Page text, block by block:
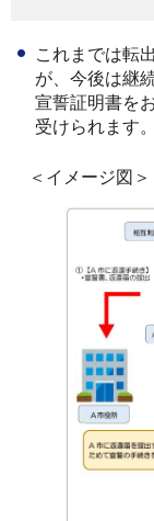
これまでは転
が、今後は継
宣誓証明書を
受けられます。
＜イメージ図＞